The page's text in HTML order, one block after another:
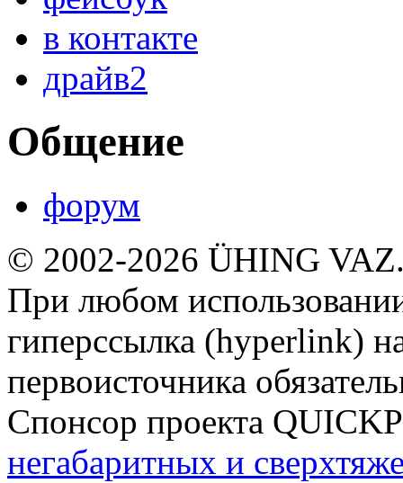
в контакте
драйв2
Общение
форум
© 2002-2026 ÜHING
При любом
гиперссылка (hyperlink)
первоисточника
Спонсор проекта
негабаритных и